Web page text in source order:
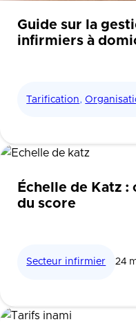
Guide sur la
infirmiers à
Tarification,
Échelle de Katz
du score
Secteur infirmier 24